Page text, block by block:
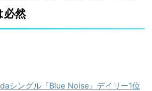
必然
シングル『Blue Noise』デイリー1位